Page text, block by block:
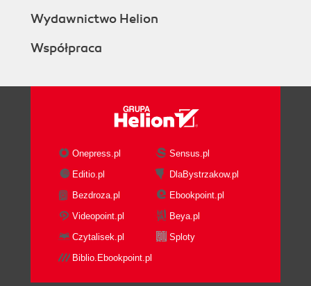
Wydawnictwo Helion
Współpraca
Onepress.pl
Sensus.pl
Editio.pl
DlaBystrzakow.pl
Bezdroza.pl
Ebookpoint.pl
Videopoint.pl
Beya.pl
Czytalisek.pl
Sploty
Biblio.Ebookpoint.pl